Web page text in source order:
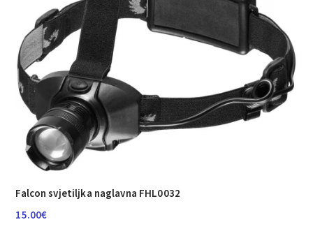
Falcon svjetiljka naglavna FHL0032
15.00€